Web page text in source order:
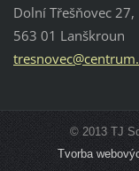
Dolní Třešňovec 27,
563 01 Lanškroun
tresnovec@centru
© 2013 TJ
Tvorba